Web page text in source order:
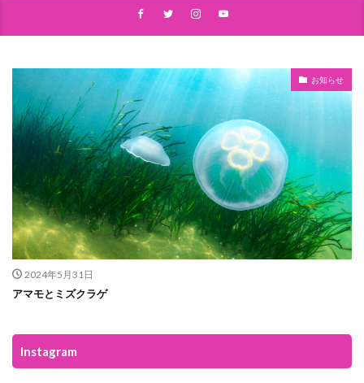
お知らせ
2024年5月31日
アマモとミズクラゲ
Instagram